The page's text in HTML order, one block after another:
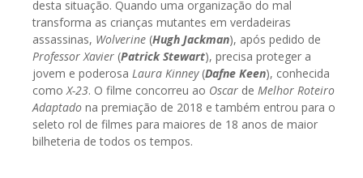
desta situação. Quando uma organização do mal
transforma as crianças mutantes em verdadeiras
assassinas, Wolverine (Hugh Jackman), após pedido de
Professor Xavier (Patrick Stewart), precisa proteger a
jovem e poderosa Laura Kinney(Dafne Keen), conhecida
comoX-23. O filme concorreu ao Oscar de Melhor Roteiro
Adaptado na premiação de 2018 e também entrou para o
seleto rol de filmes para maiores de 18 anos de maior
bilheteria de todos os tempos.